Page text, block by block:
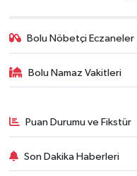
Bolu Nöbetçi Eczaneler
Bolu Namaz Vakitleri
Puan Durumu ve Fikstür
Son Dakika Haberleri